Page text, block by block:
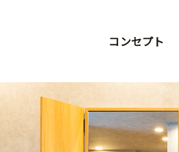
コンセプト